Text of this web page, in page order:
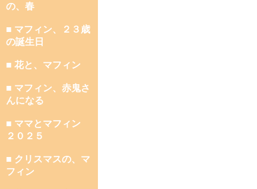
の、春
■ マフィン、２３歳
の誕生日
■ 花と、マフィン
■ マフィン、赤鬼さ
んになる
■ ママとマフィン
２０２５
■ クリスマスの、マ
フィン